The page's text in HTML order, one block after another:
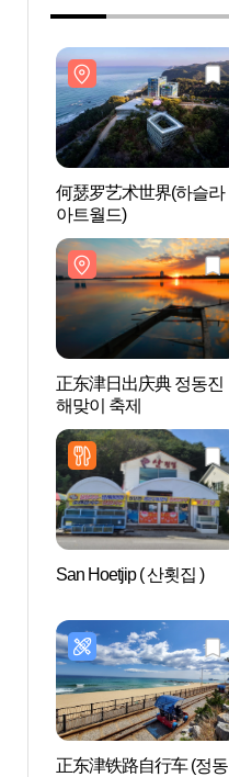
何瑟罗艺术世界(하슬라
아트월드)
正东津日出庆典 정동진
해맞이 축제
San Hoetjip ( 산횟집 )
正东津铁路自行车 (정동